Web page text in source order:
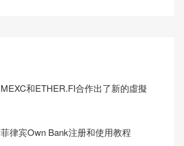
MEXC和ETHER.FI合作出了新的虛擬
菲律宾Own Bank注册和使用教程